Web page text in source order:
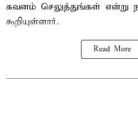
கவனம் செலுத்துங்கள் என்று
கூறியுள்ளார்.
Read More